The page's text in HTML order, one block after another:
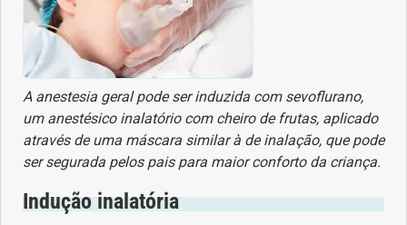
Urgências
Vacinas
Vitaminas
A anestesia geral pode ser induzida com sevoflurano,
um anestésico inalatório com cheiro de frutas, aplicado
através de uma máscara similar à de inalação, que pode
ser segurada pelos pais para maior conforto da criança.
Indução inalatória